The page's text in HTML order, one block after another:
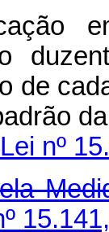
de
nº